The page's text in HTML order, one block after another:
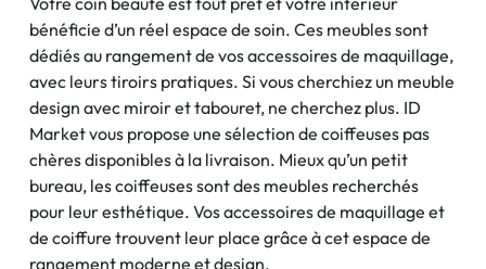
bénéficie d’un réel espace de soin. Ces meubles sont
dédiés au rangement de vos accessoires de maquillage,
avec leurs tiroirs pratiques. Si vous cherchiez un meuble
design avec miroir et tabouret, ne cherchez plus. ID
Market vous propose une sélection de coiffeuses pas
chères disponibles à la livraison. Mieux qu’un petit
bureau, les coiffeuses sont des meubles recherchés
pour leur esthétique. Vos accessoires de maquillage et
de coiffure trouvent leur place grâce à cet espace de
rangement moderne et design.